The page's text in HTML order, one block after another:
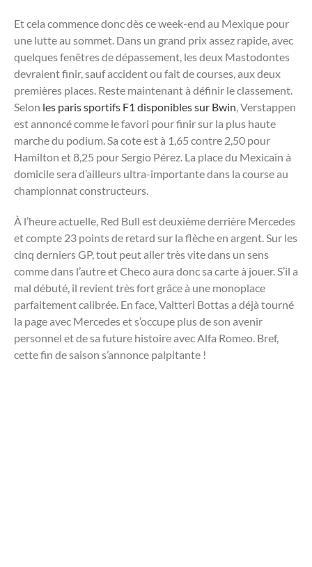
Et cela commence donc dès ce week-end au Mexique pour
une lutte au sommet. Dans un grand prix assez rapide, avec
quelques fenêtres de dépassement, les deux Mastodontes
devraient finir, sauf accident ou fait de courses, aux deux
premières places. Reste maintenant à définir le classement.
Selon les paris sportifs F1 disponibles sur Bwin, Verstappen
est annoncé comme le favori pour finir sur la plus haute
marche du podium. Sa cote est à 1,65 contre 2,50 pour
Hamilton et 8,25 pour Sergio Pérez. La place du Mexicain à
domicile sera d’ailleurs ultra-importante dans la course au
championnat constructeurs.
À l’heure actuelle, Red Bull est deuxième derrière Mercedes
et compte 23 points de retard sur la flèche en argent. Sur les
cinq derniers GP, tout peut aller très vite dans un sens
comme dans l’autre et Checo aura donc sa carte à jouer. S’il a
mal débuté, il revient très fort grâce à une monoplace
parfaitement calibrée. En face, Valtteri Bottas a déjà tourné
la page avec Mercedes et s’occupe plus de son avenir
personnel et de sa future histoire avec Alfa Romeo. Bref,
cette fin de saison s’annonce palpitante !